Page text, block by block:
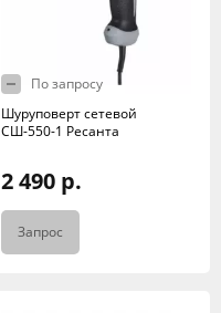
По запросу
Шуруповерт сетевой
СШ-550-1 Ресанта
2 490 р.
Запрос